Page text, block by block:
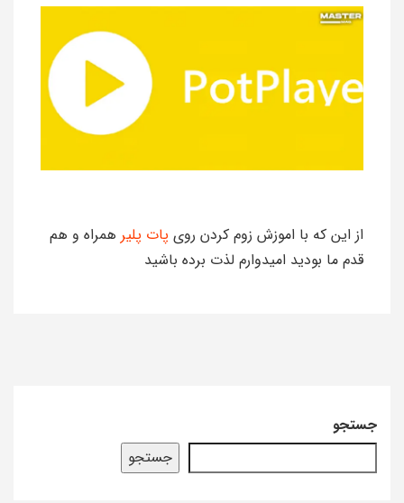
از این که با اموزش زوم کردن روی پات پلیر همراه و هم
قدم ما بودید امیدوارم لذت برده باشید
جستجو
جستجو